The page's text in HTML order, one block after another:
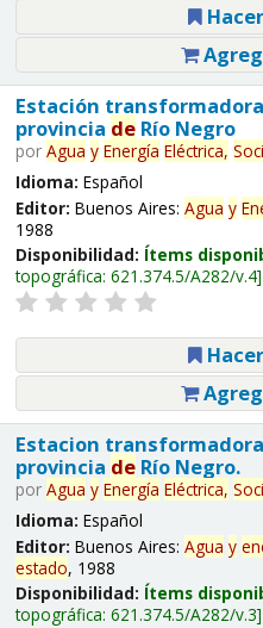
Estación
provincia deRío Negro
por Agua y Energía Eléctrica,
Idioma: Español
Editor: Buenos Aires: Agua y
1988
Disponibilidad: Ítems
topográfica: 621.374.5/A282/v.4
Estacion
provincia deRío Negro.
por Agua y Energía Eléctrica,
Idioma: Español
Editor: Buenos Aires: Agua y
estado, 1988
Disponibilidad: Ítems
topográfica: 621.374.5/A282/v.3